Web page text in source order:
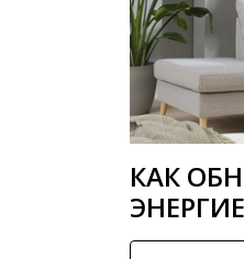
КАК